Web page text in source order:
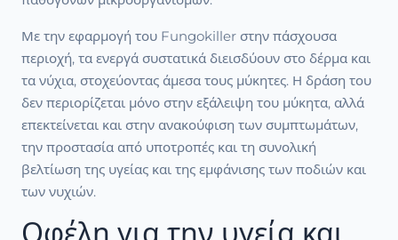
Με την εφαρμογή του Fungokiller στην πάσχουσα
περιοχή, τα ενεργά συστατικά διεισδύουν στο δέρμα και
τα νύχια, στοχεύοντας άμεσα τους μύκητες. Η δράση του
δεν περιορίζεται μόνο στην εξάλειψη του μύκητα, αλλά
επεκτείνεται και στην ανακούφιση των συμπτωμάτων,
την προστασία από υποτροπές και τη συνολική
βελτίωση της υγείας και της εμφάνισης των ποδιών και
των νυχιών.